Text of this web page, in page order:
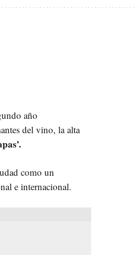
año
del vino, la alta
como un
e internacional.